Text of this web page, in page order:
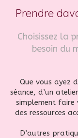
Prendre
Choisissez la
besoin du
Que vous ayez
séance, d’un
simplement faire
des ressources
D’autres